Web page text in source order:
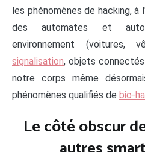
les phénomènes de hacking,
des automates et
environnement (voitures,
signalisation, objets
notre corps même
phénomènes qualifiés de bio-
Le côté obscur